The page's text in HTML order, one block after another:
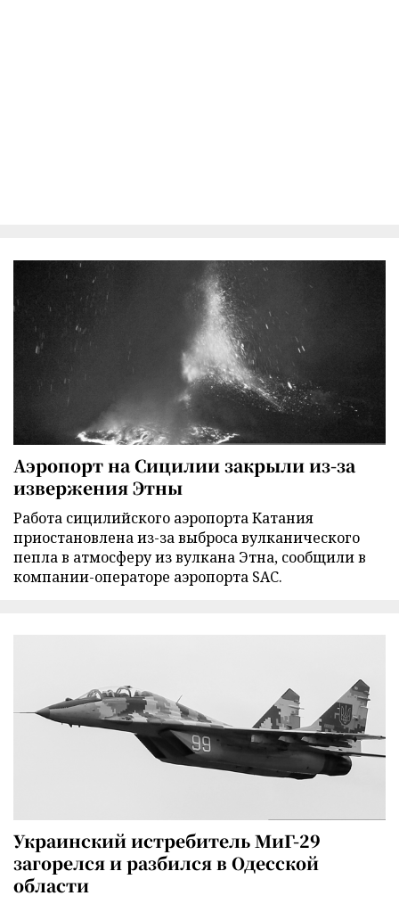
Аэропорт на Сицилии закрыли из-за
извержения Этны
Работа сицилийского аэропорта Катания
приостановлена из-за выброса вулканического
пепла в атмосферу из вулкана Этна, сообщили в
компании-операторе аэропорта SAC.
Украинский истребитель МиГ-29
загорелся и разбился в Одесской
области